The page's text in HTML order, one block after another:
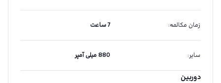
زمان مکالمه: 7 ساعت
سایر: 880 میلی آمپر
دوربین